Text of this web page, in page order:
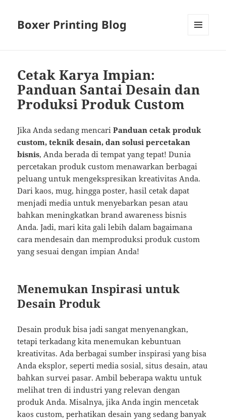
Boxer Printing Blog
Cetak Karya Impian:
Panduan Santai Desain dan
Produksi Produk Custom
Jika Anda sedang mencariPanduan cetak produk
custom, teknik desain, dan solusi percetakan
bisnis, Anda berada di tempat yang tepat! Dunia
percetakan produk custom menawarkan berbagai
peluang untuk mengekspresikan kreativitas Anda.
Dari kaos, mug, hingga poster, hasil cetak dapat
menjadi media untuk menyebarkan pesan atau
bahkan meningkatkan brand awareness bisnis
Anda. Jadi, mari kita gali lebih dalam bagaimana
cara mendesain dan memproduksi produk custom
yang sesuai dengan impian Anda!
Menemukan Inspirasi untuk
Desain Produk
Desain produk bisa jadi sangat menyenangkan,
tetapi terkadang kita menemukan kebuntuan
kreativitas. Ada berbagai sumber inspirasi yang bisa
Anda eksplor, seperti media sosial, situs desain, atau
bahkan survei pasar. Ambil beberapa waktu untuk
melihat tren di industri yang relevan dengan
produk Anda. Misalnya, jika Anda ingin mencetak
kaos custom, perhatikan desain yang sedang banyak